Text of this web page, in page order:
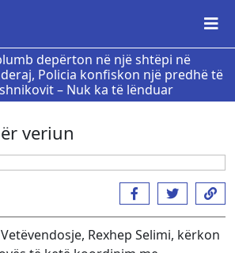
depërton në një shtëpi në
Policia konfiskon një predhë të
– Nuk ka të lënduar
veriun
Rexhep Selimi, kërkon